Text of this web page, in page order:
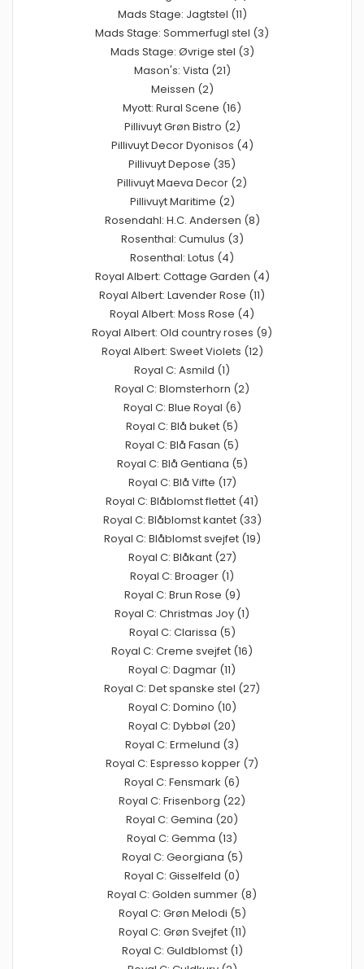
Mads Stage: Jagtstel (11)
Mads Stage: Sommerfugl stel (3)
Mads Stage: Øvrige stel (3)
Mason's: Vista (21)
Meissen (2)
Myott: Rural Scene (16)
Pillivuyt Grøn Bistro (2)
Pillivuyt Decor Dyonisos (4)
Pillivuyt Depose (35)
Pillivuyt Maeva Decor (2)
Pillivuyt Maritime (2)
Rosendahl: H.C. Andersen (8)
Rosenthal: Cumulus (3)
Rosenthal: Lotus (4)
Royal Albert: Cottage Garden (4)
Royal Albert: Lavender Rose (11)
Royal Albert: Moss Rose (4)
Royal Albert: Old country roses (9)
Royal Albert: Sweet Violets (12)
Royal C: Asmild (1)
Royal C: Blomsterhorn (2)
Royal C: Blue Royal (6)
Royal C: Blå buket (5)
Royal C: Blå Fasan (5)
Royal C: Blå Gentiana (5)
Royal C: Blå Vifte (17)
Royal C: Blåblomst flettet (41)
Royal C: Blåblomst kantet (33)
Royal C: Blåblomst svejfet (19)
Royal C: Blåkant (27)
Royal C: Broager (1)
Royal C: Brun Rose (9)
Royal C: Christmas Joy (1)
Royal C: Clarissa (5)
Royal C: Creme svejfet (16)
Royal C: Dagmar (11)
Royal C: Det spanske stel (27)
Royal C: Domino (10)
Royal C: Dybbøl (20)
Royal C: Ermelund (3)
Royal C: Espresso kopper (7)
Royal C: Fensmark (6)
Royal C: Frisenborg (22)
Royal C: Gemina (20)
Royal C: Gemma (13)
Royal C: Georgiana (5)
Royal C: Gisselfeld (0)
Royal C: Golden summer (8)
Royal C: Grøn Melodi (5)
Royal C: Grøn Svejfet (11)
Royal C: Guldblomst (1)